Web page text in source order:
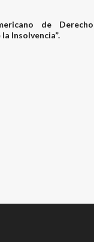
de Derecho
Insolvencia”.